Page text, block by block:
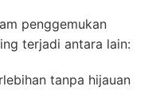
penggemukan
terjadi antara lain:
tanpa hijauan